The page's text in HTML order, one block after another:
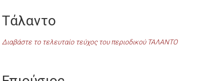
Τάλαντο
Διαβάστε το τελευταίο τεύχος του περιοδικού ΤΑΛΑΝΤΟ